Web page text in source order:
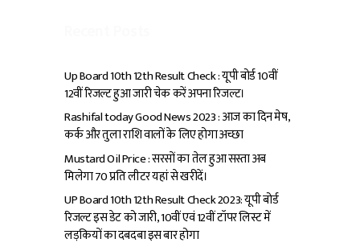
Up Board 10th 12th Result Check : यूपी बोर्ड 10वीं
12वीं रिजल्ट हुआ जारी चेक करें अपना रिजल्ट।
Rashifal today Good News 2023 : आज का दिन मेष,
कर्क और तुला राशि वालों के लिए होगा अच्छा
Mustard Oil Price : सरसों का तेल हुआ सस्ता अब
मिलेगा ₹70 प्रति लीटर यहां से खरीदें।
UP Board 10th 12th Result Check 2023: यूपी बोर्ड
रिजल्ट इस डेट को जारी, 10वीं एवं 12वीं टॉपर लिस्ट में
लड़कियों का दबदबा इस बार होगा